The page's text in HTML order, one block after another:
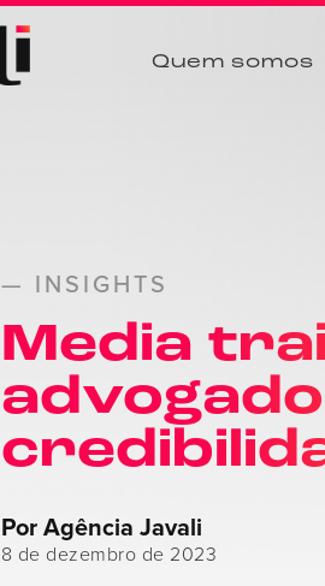
Quem somos
— INSIGHTS
Media
Por Agência Javali
8 de dezembro de 2023